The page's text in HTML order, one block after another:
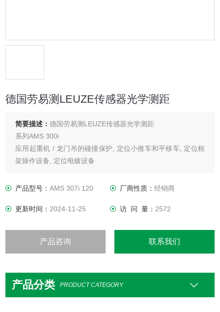
德国劳易测LEUZE传感器光学测距
简要描述：德国劳易测LEUZE传感器光学测距
系列AMS 300i
应用起重机 / 龙门吊的碰撞保护, 定位小推车和平移车, 定位框
架操作设备, 定位电镀设备
MTTF31 年
产品型号：AMS 307i 120 厂商性质： 经销商
更新时间：2024-11-25 访 问 量： 2572
产品咨询 联系我们
产品分类 PRODUCT CATEGORY